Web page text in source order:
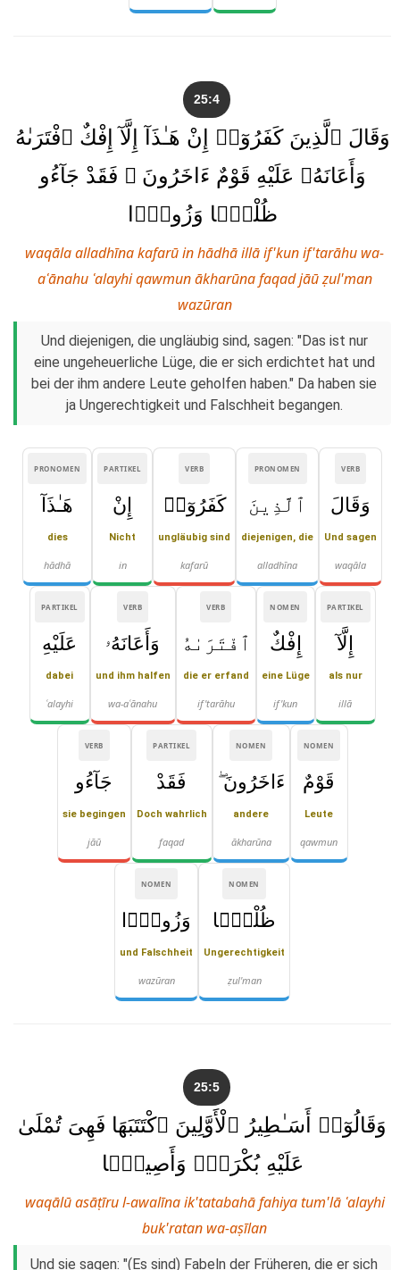
25:4
وَقَالَ ٱلَّذِينَ كَفَرُوٓا۟ إِنْ هَـٰذَآ إِلَّآ إِفْكٌ ٱفْتَرَىٰهُ
وَأَعَانَهُۥ عَلَيْهِ قَوْمٌ ءَاخَرُونَ ۖ فَقَدْ جَآءُو
ظُلْمًۭا وَزُورًۭا
waqāla alladhīna kafarū in hādhā illā if'kun if'tarāhu wa-
aʿānahu ʿalayhi qawmun ākharūna faqad jāū ẓul'man
wazūran
Und diejenigen, die ungläubig sind, sagen: "Das ist nur
eine ungeheuerliche Lüge, die er sich erdichtet hat und
bei der ihm andere Leute geholfen haben." Da haben sie
ja Ungerechtigkeit und Falschheit begangen.
VERB
وَقَالَ
Und sagen
waqāla
PRONOMEN
ٱلَّذِينَ
diejenigen, die
alladhīna
VERB
كَفَرُوٓا۟
ungläubig sind
kafarū
PARTIKEL
إِنْ
Nicht
in
PRONOMEN
هَـٰذَآ
dies
hādhā
PARTIKEL
إِلَّآ
als nur
illā
NOMEN
إِفْكٌ
eine Lüge
if'kun
VERB
ٱفْتَرَىٰهُ
die er erfand
if'tarāhu
VERB
وَأَعَانَهُۥ
und ihm halfen
wa-aʿānahu
PARTIKEL
عَلَيْهِ
dabei
ʿalayhi
NOMEN
قَوْمٌ
Leute
qawmun
NOMEN
ءَاخَرُونَ ۖ
andere
ākharūna
PARTIKEL
فَقَدْ
Doch wahrlich
faqad
VERB
جَآءُو
sie begingen
jāū
NOMEN
ظُلْمًۭا
Ungerechtigkeit
ẓul'man
NOMEN
وَزُورًۭا
und Falschheit
wazūran
25:5
وَقَالُوٓا۟ أَسَـٰطِيرُ ٱلْأَوَّلِينَ ٱكْتَتَبَهَا فَهِىَ تُمْلَىٰ
عَلَيْهِ بُكْرَةًۭ وَأَصِيلًۭا
waqālū asāṭīru l-awalīna ik'tatabahā fahiya tum'lā ʿalayhi
buk'ratan wa-aṣīlan
Und sie sagen: "(Es sind) Fabeln der Früheren, die er sich